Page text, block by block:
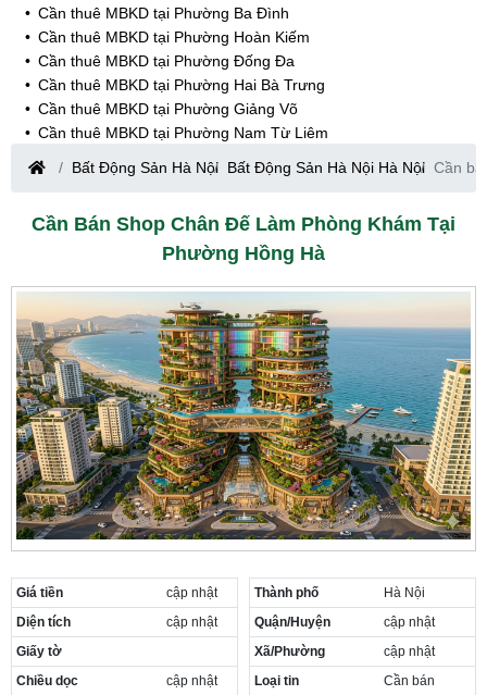
Cần thuê MBKD tại Phường Ba Đình
Cần thuê MBKD tại Phường Hoàn Kiếm
Cần thuê MBKD tại Phường Đống Đa
Cần thuê MBKD tại Phường Hai Bà Trưng
Cần thuê MBKD tại Phường Giảng Võ
Cần thuê MBKD tại Phường Nam Từ Liêm
Cần thuê MBKD tại Phường Cầu Giấy
Cần thuê MBKD tại Phường Thanh Xuân
Cần thuê MBKD tại Phường Hà Đông
Cần thuê MBKD tại Phường Hoàng Mai
Cần thuê MBKD tại Phường Yên Hòa
Cần thuê MBKD tại Phường Nghĩa Độ
Cần thuê MBKD tại Phường Phương Liệt
Cần thuê MBKD tại Phường Khương Đình
Cần thuê MBKD tại Phường Yên Sở
Cần thuê MBKD tại Phường Hoàng Liệt
Cần thuê MBKD tại Phường Định Công
Cần thuê MBKD tại Phường Tương Mai
Cần thuê MBKD tại Phường Vĩnh Hưng
Cần thuê MBKD tại Phường Lĩnh Nam
Cần thuê MBKD tại Phường Hồng Hà
Cần thuê MBKD tại Phường Văn Miếu
Cần thuê MBKD tại Phường Kim Liên
Cần thuê MBKD tại Phường Bạch Mai
Cần thuê MBKD tại Phường Vĩnh Tuy
Bất Động Sản Hà Nội Bất Động Sản Hà Nội Hà Nội Cần
Cần Bán Shop Chân Đế Làm Phòng Khám Tại
Phường Hồng Hà
Giá tiền
cập nhật
Diện tích
cập nhật
Giấy tờ
Chiều dọc
cập nhật
Thành phố
Hà Nội
Quận/Huyện
cập nhật
Xã/Phường
cập nhật
Loại tin
Cần bán